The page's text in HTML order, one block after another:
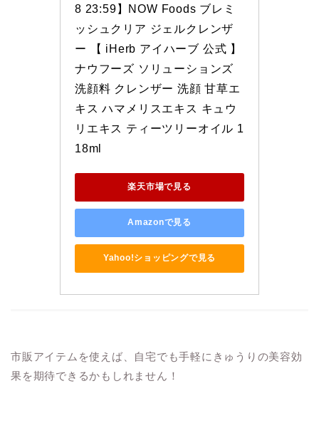
8 23:59】NOW Foods ブレミ
ッシュクリア ジェルクレンザ
ー 【 iHerb アイハーブ 公式 】
ナウフーズ ソリューションズ
洗顔料 クレンザー 洗顔 甘草エ
キス ハマメリスエキス キュウ
リエキス ティーツリーオイル 1
18ml
楽天市場で見る
Amazonで見る
Yahoo!ショッピングで見る
市販アイテムを使えば、自宅でも手軽にきゅうりの美容効
果を期待できるかもしれません！